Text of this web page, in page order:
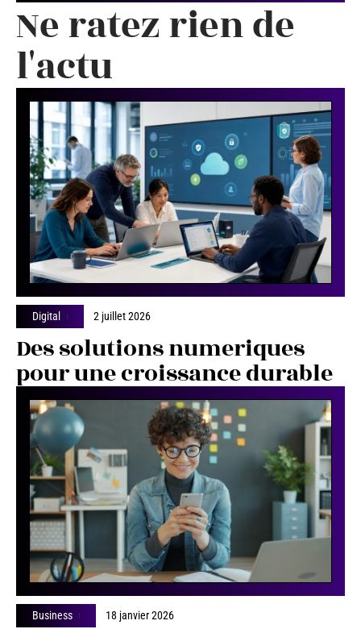
Ne ratez rien de
l'actu
Digital 2 juillet 2026
Des solutions numeriques
pour une croissance durable
Business 18 janvier 2026